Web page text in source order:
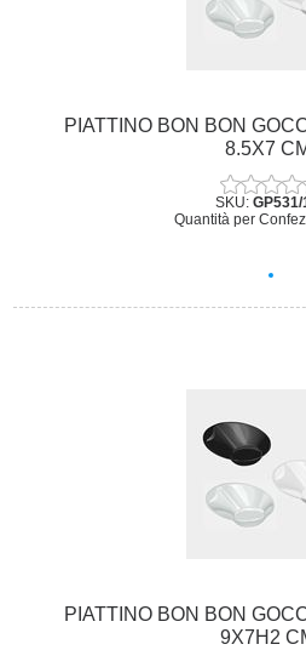
PIATTINO BON BON
8.5X7
SKU: GP531/
Quantità per
PIATTINO BON BON
9X7H2